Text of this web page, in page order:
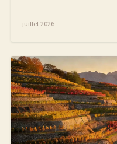
juillet 2026